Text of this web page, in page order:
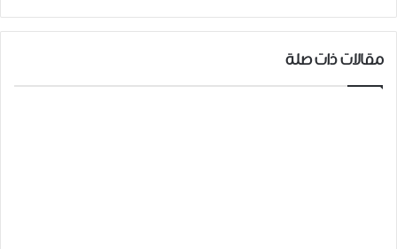
مقالات ذات صلة